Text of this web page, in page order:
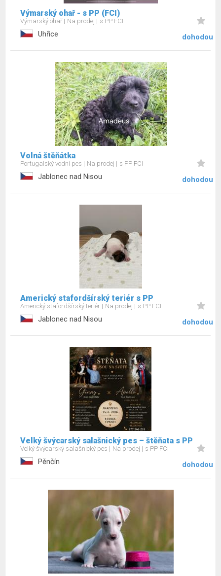
Výmarský ohař - s PP (FCI)
Výmarský ohař Na prodej s PP FCI
Uhřice dohodou
Volná štěňátka
Portugalský vodní pes Na prodej s PP FCI
Jablonec nad Nisou dohodou
Americký stafordšírský teriér s PP
Americký stafordšírský teriér Na prodej s PP FCI
Jablonec nad Nisou dohodou
Velký švýcarský salašnický pes – štěňata s PP
Velký švýcarský salašnický pes Na prodej s PP FCI
Pěnčín dohodou